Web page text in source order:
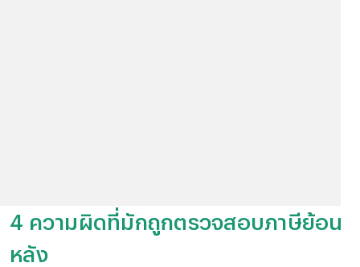
4 ความผิดที่มักถูกตรวจสอบภาษีย้อน
หลัง